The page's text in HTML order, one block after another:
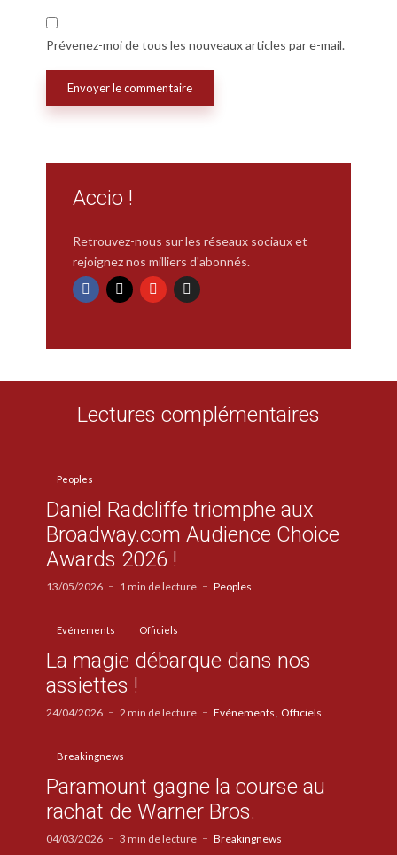
Prévenez-moi de tous les nouveaux articles par e-mail.
Accio !
Retrouvez-nous sur les réseaux sociaux et
rejoignez nos milliers d'abonnés.
Lectures complémentaires
Peoples
Daniel Radcliffe triomphe aux
Broadway.com Audience Choice
Awards 2026 !
13/05/2026 1 min de lecture Peoples
Evénements Officiels
La magie débarque dans nos
assiettes !
24/04/2026 2 min de lecture Evénements Officiels
Breakingnews
Paramount gagne la course au
rachat de Warner Bros.
04/03/2026 3 min de lecture Breakingnews